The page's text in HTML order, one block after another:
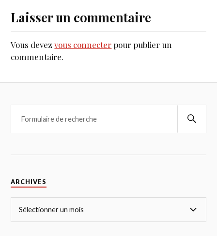
Laisser un commentaire
Vous devezvous connecterpour publier un
commentaire.
ARCHIVES